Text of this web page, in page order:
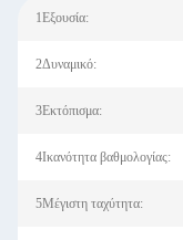
1Εξουσία:
2Δυναμικό:
3Εκτόπισμα:
4Ικανότητα βαθμολογίας:
5Μέγιστη ταχύτητα: